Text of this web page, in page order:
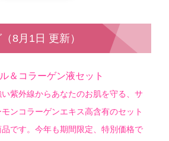
8月1日 更新）
＆コラーゲン液セット
い紫外線からあなたのお肌を守る、サ
モンコラーゲンエキス高含有のセット
品です。今年も期間限定、特別価格で